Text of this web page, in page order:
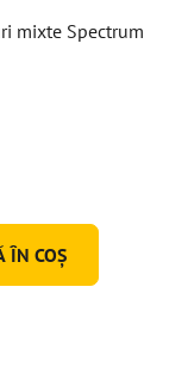
mixte Spectrum
ÎN COŞ